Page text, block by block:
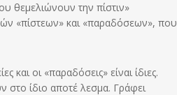
θεμελιώνουν την πίστιν»
«πίστεων» και «παραδόσεων», που
οι «παραδόσεις» είναι ίδιες.
στο ίδιο αποτέ λεσμα. Γράφει